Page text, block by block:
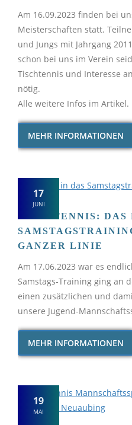
Am 16.09.2023 finden bei
Meisterschaften statt.
und Jungs mit Jahrgang
schon bei uns im Verein
Tischtennis und Interesse
nötig.
Alle weitere Infos im Artikel.
MEHR INFORMATIONEN
TISCHTENNIS: DAS
GANZER LINIE
17
JUNI
Am 17.06.2023 war es
Samstags-Training ging an
einen zusätzlichen und
unsere Jugend-
MEHR INFORMATIONEN
19
MAI